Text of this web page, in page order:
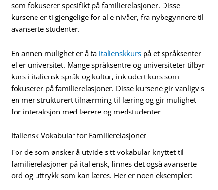
som fokuserer spesifikt på familierelasjoner. Disse
kursene er tilgjengelige for alle nivåer, fra nybegynnere til
avanserte studenter.
En annen mulighet er å ta italienskkurs på et språksenter
eller universitet. Mange språksentre og universiteter tilbyr
kurs i italiensk språk og kultur, inkludert kurs som
fokuserer på familierelasjoner. Disse kursene gir vanligvis
en mer strukturert tilnærming til læring og gir mulighet
for interaksjon med lærere og medstudenter.
Italiensk Vokabular for Familierelasjoner
For de som ønsker å utvide sitt vokabular knyttet til
familierelasjoner på italiensk, finnes det også avanserte
ord og uttrykk som kan læres. Her er noen eksempler: